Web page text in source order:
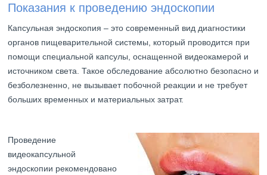
Показания к проведению эндоскопии
Капсульная эндоскопия – это современный вид диагностики
органов пищеварительной системы, который проводится при
помощи специальной капсулы, оснащенной видеокамерой и
источником света. Такое обследование абсолютно безопасно и
безболезненно, не вызывает побочной реакции и не требует
больших временных и материальных затрат.
Проведение
видеокапсульной
эндоскопии рекомендовано